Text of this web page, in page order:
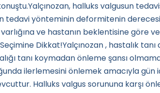
halluks valgusun
tedavi yönteminin deformitenin
ve hastanın beklentisine göre
Dikkat!Yalçınozan , hastalık tanı
tanı koymadan önleme şansı
ilerlemesini önlemek amacıyla gün
Halluks valgus sorununa karşı